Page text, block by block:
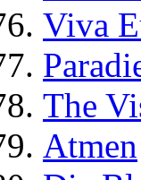
Viva
The
Atmen